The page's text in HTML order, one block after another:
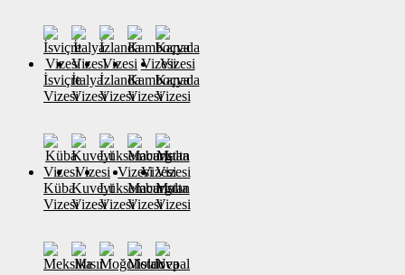
İsviçre
Vizesi
İtalya
Vizesi
İzlanda
Vizesi
Kamboçya
Vizesi
Kanada
Vizesi
Küba
Vizesi
Kuveyt
Vizesi
Lüksemburg
Vizesi
Macaristan
Vizesi
Malta
Vizesi